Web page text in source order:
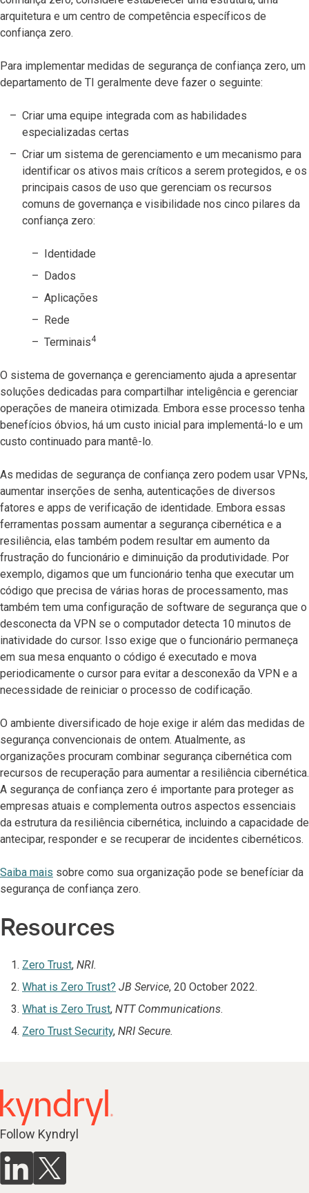
arquitetura e um centro de competência específicos de
confiança zero.
Para implementar medidas de segurança de confiança zero, um
departamento de TI geralmente deve fazer o seguinte:
Criar uma equipe integrada com as habilidades
especializadas certas
Criar um sistema de gerenciamento e um mecanismo para
identificar os ativos mais críticos a serem protegidos, e os
principais casos de uso que gerenciam os recursos
comuns de governança e visibilidade nos cinco pilares da
confiança zero:
Identidade
Dados
Aplicações
Rede
Terminais4
O sistema de governança e gerenciamento ajuda a apresentar
soluções dedicadas para compartilhar inteligência e gerenciar
operações de maneira otimizada. Embora esse processo tenha
benefícios óbvios, há um custo inicial para implementá-lo e um
custo continuado para mantê-lo.
As medidas de segurança de confiança zero podem usar VPNs,
aumentar inserções de senha, autenticações de diversos
fatores e apps de verificação de identidade. Embora essas
ferramentas possam aumentar a segurança cibernética e a
resiliência, elas também podem resultar em aumento da
frustração do funcionário e diminuição da produtividade. Por
exemplo, digamos que um funcionário tenha que executar um
código que precisa de várias horas de processamento, mas
também tem uma configuração de software de segurança que o
desconecta da VPN se o computador detecta 10 minutos de
inatividade do cursor. Isso exige que o funcionário permaneça
em sua mesa enquanto o código é executado e mova
periodicamente o cursor para evitar a desconexão da VPN e a
necessidade de reiniciar o processo de codificação.
O ambiente diversificado de hoje exige ir além das medidas de
segurança convencionais de ontem. Atualmente, as
organizações procuram combinar segurança cibernética com
recursos de recuperação para aumentar a resiliência cibernética.
A segurança de confiança zero é importante para proteger as
empresas atuais e complementa outros aspectos essenciais
da estrutura da resiliência cibernética, incluindo a capacidade de
antecipar, responder e se recuperar de incidentes cibernéticos.
Saiba mais sobre como sua organização pode se benefíciar da
segurança de confiança zero.
Resources
Zero Trust, NRI.
What is Zero Trust? JB Service, 20 October 2022.
What is Zero Trust, NTT Communications.
Zero Trust Security, NRI Secure.
Follow Kyndryl